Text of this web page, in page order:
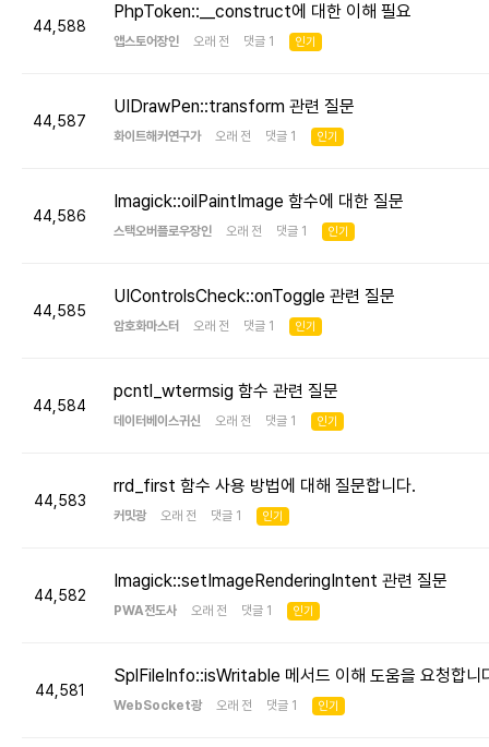
44,588
PhpToken::__construct에 대한 이해 필요
앱스토어장인 오래 전 댓글 1 인기
44,587
UIDrawPen::transform 관련 질문
화이트해커연구가 오래 전 댓글 1 인기
44,586
Imagick::oilPaintImage 함수에 대한 질문
스택오버플로우장인 오래 전 댓글 1 인기
44,585
UIControlsCheck::onToggle 관련 질문
암호화마스터 오래 전 댓글 1 인기
44,584
pcntl_wtermsig 함수 관련 질문
데이터베이스귀신 오래 전 댓글 1 인기
44,583
rrd_first 함수 사용 방법에 대해 질문합니다.
커밋광 오래 전 댓글 1 인기
44,582
Imagick::setImageRenderingIntent 관련 질문
PWA전도사 오래 전 댓글 1 인기
44,581
SplFileInfo::isWritable 메서드 이해 도움을 요청합니
WebSocket광 오래 전 댓글 1 인기